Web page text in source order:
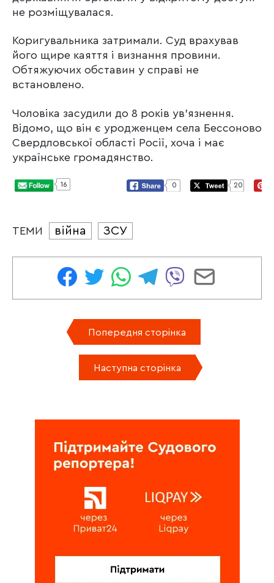
не розміщувалася.
Коригувальника затримали. Суд врахував
його щире каяття і визнання провини.
Обтяжуючих обставин у справі не
встановлено.
Чоловіка засудили до 8 років ув’язнення.
Відомо, що він є уродженцем села Бессоново
Свердловської області Росії, хоча і має
українське громадянство.
16 0 20
ТЕМИ війна ЗСУ
Попередня сторінка
Наступна сторінка